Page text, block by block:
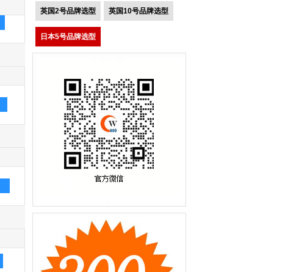
英国2号品牌选型 英国10号品牌选型
日本5号品牌选型